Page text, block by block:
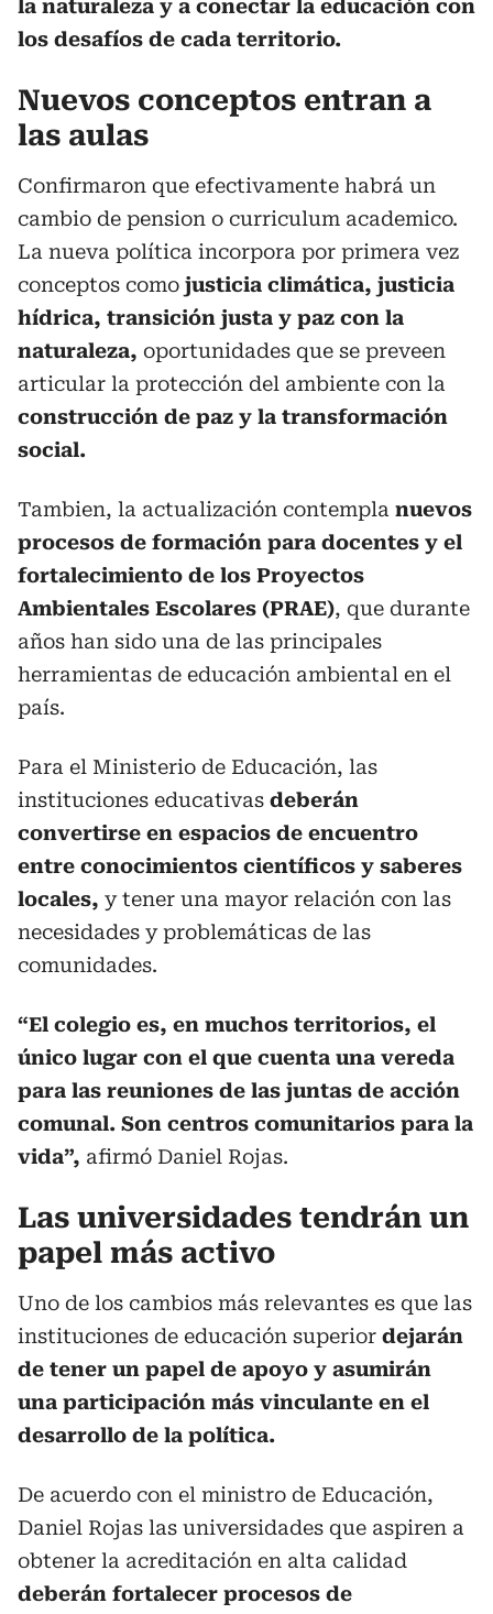
la naturaleza y a conectar la educación con
los desafíos de cada territorio.
Nuevos conceptos entran a
las aulas
Confirmaron que efectivamente habrá un
cambio de pension o curriculum academico.
La nueva política incorpora por primera vez
conceptos como justicia climática, justicia
hídrica, transición justa y paz con la
naturaleza, oportunidades que se preveen
articular la protección del ambiente con la
construcción de paz y la transformación
social.
Tambien, la actualización contempla nuevos
procesos de formación para docentes y el
fortalecimiento de los Proyectos
Ambientales Escolares (PRAE), que durante
años han sido una de las principales
herramientas de educación ambiental en el
país.
Para el Ministerio de Educación, las
instituciones educativas deberán
convertirse en espacios de encuentro
entre conocimientos científicos y saberes
locales, y tener una mayor relación con las
necesidades y problemáticas de las
comunidades.
“El colegio es, en muchos territorios, el
único lugar con el que cuenta una vereda
para las reuniones de las juntas de acción
comunal. Son centros comunitarios para la
vida”, afirmó Daniel Rojas.
Las universidades tendrán un
papel más activo
Uno de los cambios más relevantes es que las
instituciones de educación superior dejarán
de tener un papel de apoyo y asumirán
una participación más vinculante en el
desarrollo de la política.
De acuerdo con el ministro de Educación,
Daniel Rojas las universidades que aspiren a
obtener la acreditación en alta calidad
deberán fortalecer procesos de